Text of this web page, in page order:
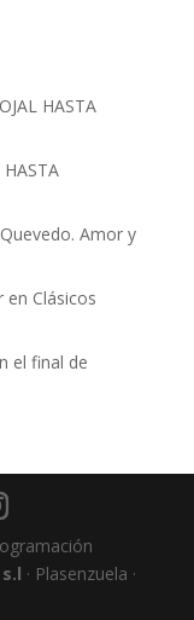
HASTA
HASTA
Amor y
en Clásicos
el final de
· Plasenzuela ·